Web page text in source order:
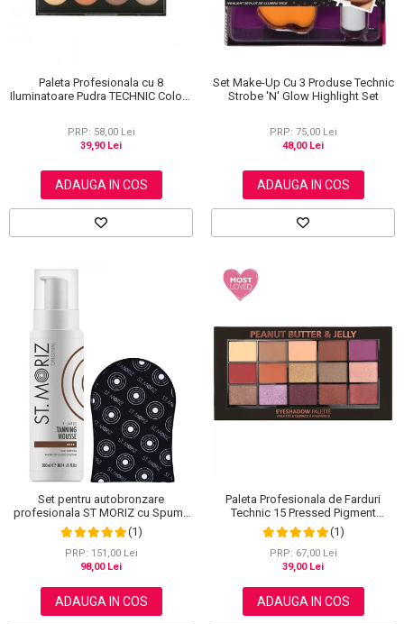
Paleta Profesionala cu 8
Iluminatoare Pudra TECHNIC Colour
PRP: 58,00 Lei
39,90 Lei
ADAUGA IN COS
Set Make-Up Cu 3 Produse Technic
Strobe 'N' Glow Highlight Set
PRP: 75,00 Lei
48,00 Lei
ADAUGA IN COS
Set pentru autobronzare
profesionala ST MORIZ cu Spuma
Dark XL si Manusa
(1)
PRP: 151,00 Lei
98,00 Lei
ADAUGA IN COS
Paleta Profesionala de Farduri
Technic 15 Pressed Pigment
Palette, Peanut Butter & Jelly, 15
Culori, 30 g
(1)
PRP: 67,00 Lei
39,00 Lei
ADAUGA IN COS